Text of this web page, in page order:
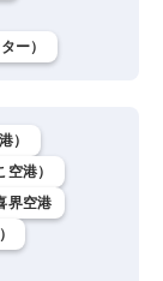
ー）
）
港）
界空港